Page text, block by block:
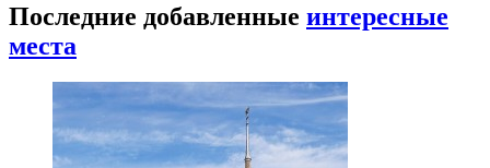
Последние добавленные интересные
места